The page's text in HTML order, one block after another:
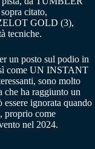
citato,
GOLD (3),
tecniche.
un posto sul podio in
come UN INSTANT
sono molto
ha raggiunto un
ignorata quando
proprio come
nel 2024.